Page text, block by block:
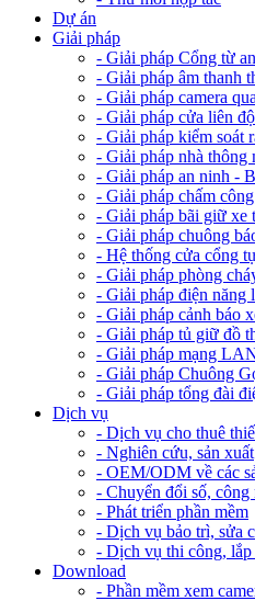
Dự án
Giải pháp
- Giải pháp Cổng từ
- Giải pháp âm thanh
- Giải pháp camera
- Giải pháp cửa liên
- Giải pháp kiểm soát
- Giải pháp nhà thông
- Giải pháp an ninh -
- Giải pháp chấm
- Giải pháp bãi giữ xe
- Giải pháp chuông
- Hệ thống cửa cổng
- Giải pháp phòng
- Giải pháp điện năng
- Giải pháp cảnh báo
- Giải pháp tủ giữ đồ
- Giải pháp mạng
- Giải pháp Chuông
- Giải pháp tổng đài
Dịch vụ
- Dịch vụ cho thuê
- Nghiên cứu, sản xuất
- OEM/ODM về các
- Chuyển đổi số, công
- Phát triển phần mềm
- Dịch vụ bảo trì, sửa
- Dịch vụ thi công, lắp
Download
- Phần mềm xem